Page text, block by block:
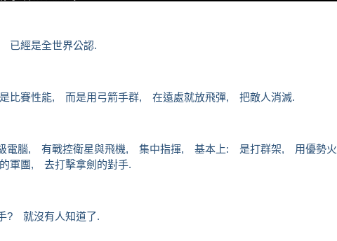
已經是全世界公認.
比賽性能, 而是用弓箭手群, 在遠處就放飛彈, 把敵人消滅.
電腦, 有戰控衛星與飛機, 集中指揮, 基本上: 是打群架, 用優勢火
軍團, 去打擊拿劍的對手.
? 就沒有人知道了.